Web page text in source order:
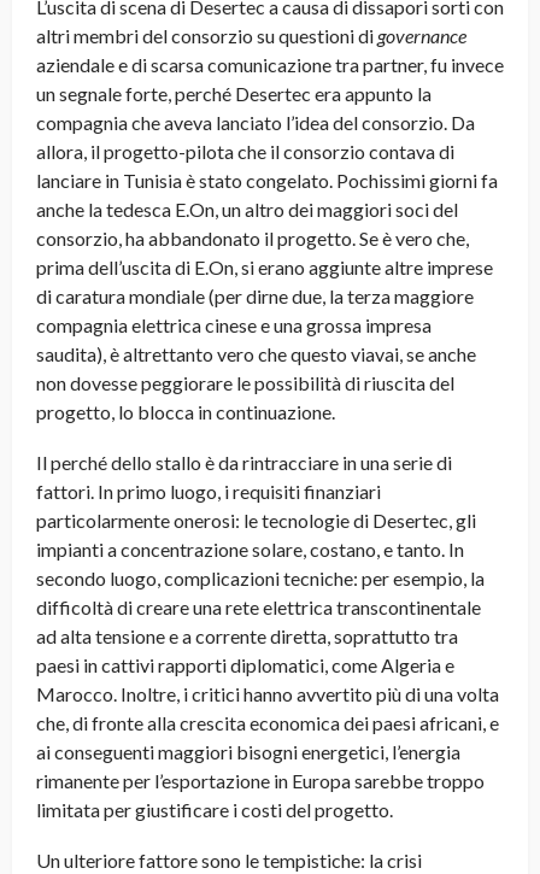
L’uscita di scena di Desertec a causa di dissapori sorti con
altri membri del consorzio su questioni digovernance
aziendale e di scarsa comunicazione tra partner, fu invece
un segnale forte, perché Desertec era appunto la
compagnia che aveva lanciato l’idea del consorzio. Da
allora, il progetto-pilota che il consorzio contava di
lanciare in Tunisia è stato congelato. Pochissimi giorni fa
anche la tedesca E.On, un altro dei maggiori soci del
consorzio, ha abbandonato il progetto. Se è vero che,
prima dell’uscita di E.On, si erano aggiunte altre imprese
di caratura mondiale (per dirne due, la terza maggiore
compagnia elettrica cinese e una grossa impresa
saudita), è altrettanto vero che questo viavai, se anche
non dovesse peggiorare le possibilità di riuscita del
progetto, lo blocca in continuazione.
Il perché dello stallo è da rintracciare in una serie di
fattori. In primo luogo, i requisiti finanziari
particolarmente onerosi: le tecnologie di Desertec, gli
impianti a concentrazione solare, costano, e tanto. In
secondo luogo, complicazioni tecniche: per esempio, la
difficoltà di creare una rete elettrica transcontinentale
ad alta tensione e a corrente diretta, soprattutto tra
paesi in cattivi rapporti diplomatici, come Algeria e
Marocco. Inoltre, i critici hanno avvertito più di una volta
che, di fronte alla crescita economica dei paesi africani, e
ai conseguenti maggiori bisogni energetici, l’energia
rimanente per l’esportazione in Europa sarebbe troppo
limitata per giustificare i costi del progetto.
Un ulteriore fattore sono le tempistiche: la crisi